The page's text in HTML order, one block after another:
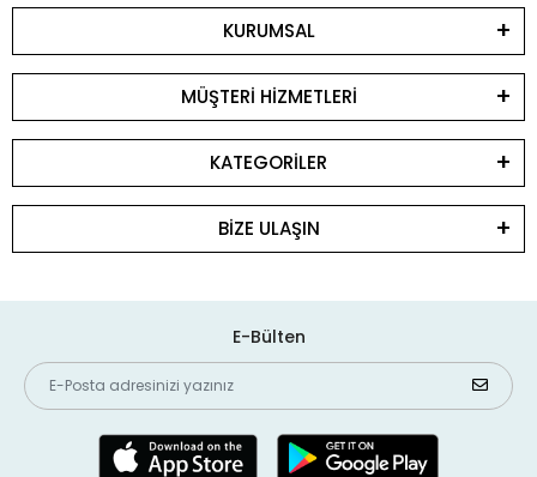
KURUMSAL
MÜŞTERİ HİZMETLERİ
KATEGORİLER
BİZE ULAŞIN
E-Bülten